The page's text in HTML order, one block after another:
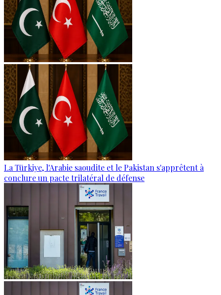
La Türkiye, l'Arabie saoudite et le Pakistan s'apprêtent à
conclure un pacte trilatéral de défense